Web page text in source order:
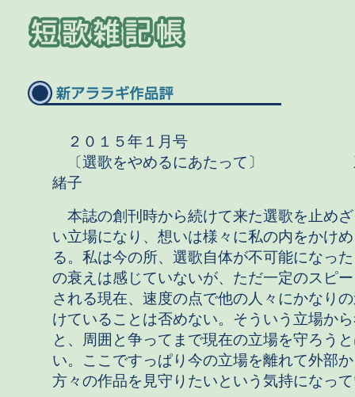
２０１５年１月号
〔選歌をやめるにあたって〕
緒子
本誌の創刊時から続けて来た選歌を止め
い立場になり、想いは様々に私の内をかけ
る。私は今の所、選歌自体が不可能になっ
の衰えは感じていないが、ただ一定のスピ
される現在、速度の点で他の人々にかなり
けていることは否めない。そういう立場か
と、周囲と争ってまで現在の立場を守ろう
い。ここですっぱり今の立場を離れて外部
方々の作品を見守りたいという気持になっ